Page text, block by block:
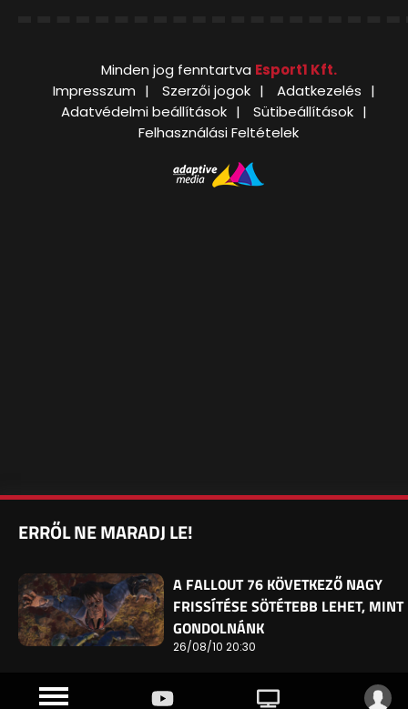
Minden jog fenntartva Esport1 Kft.
Impresszum
Szerzői jogok
Adatkezelés
Adatvédelmi beállítások
Sütibeállítások
Felhasználási Feltételek
ERRŐL NE MARADJ LE!
A FALLOUT 76 KÖVETKEZŐ NAGY
FRISSÍTÉSE SÖTÉTEBB LEHET, MINT
GONDOLNÁNK
26/08/10 20:30